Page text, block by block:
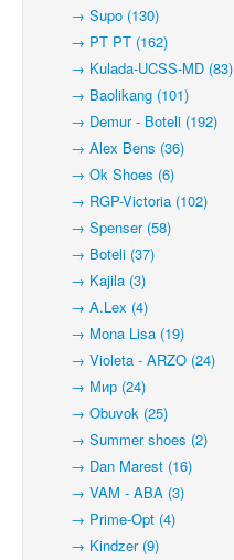
→ Supo (130)
→ PT PT (162)
→ Kulada-UCSS-MD (83)
→ Baolikang (101)
→ Demur - Boteli (192)
→ Alex Bens (36)
→ Ok Shoes (6)
→ RGP-Victoria (102)
→ Spenser (58)
→ Boteli (37)
→ Kajila (3)
→ A.Lex (4)
→ Mona Lisa (19)
→ Violeta - ARZO (24)
→ Мир (24)
→ Obuvok (25)
→ Summer shoes (2)
→ Dan Marest (16)
→ VAM - ABA (3)
→ Prime-Opt (4)
→ Kindzer (9)